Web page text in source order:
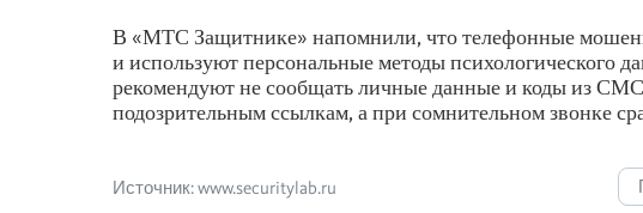
В «МТС Защитнике» напомнили, что телефонные
и используют персональные методы психологического
рекомендуют не сообщать личные данные и коды из
подозрительным ссылкам, а при сомнительном звонке
Источник: www.securitylab.ru